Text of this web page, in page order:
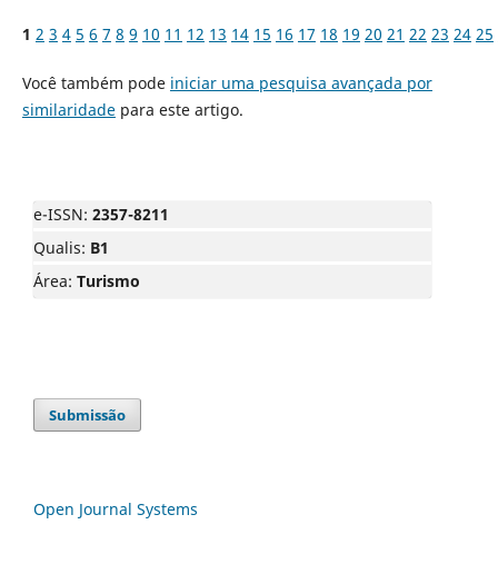
1 2 3 4 5 6 7 8 9 10 11 12 13 14 15 16 17 18 19 20 21 22 23 24 25
Você também pode iniciar uma pesquisa avançada por
similaridadepara este artigo.
e-ISSN: 2357-8211
Qualis: B1
Área: Turismo
Submissão
Open Journal Systems